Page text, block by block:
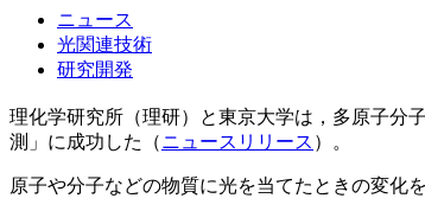
ニュース
光関連技術
研究開発
理化学研究所（理研）と東京大学は，多原子分
測」に成功した（ニュースリリース ）。
原子や分子などの物質に光を当てたときの変化